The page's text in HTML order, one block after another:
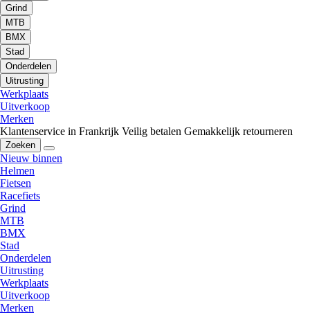
Grind
MTB
BMX
Stad
Onderdelen
Uitrusting
Werkplaats
Uitverkoop
Merken
Klantenservice in Frankrijk Veilig betalen Gemakkelijk retourneren
Zoeken
Nieuw binnen
Helmen
Fietsen
Racefiets
Grind
MTB
BMX
Stad
Onderdelen
Uitrusting
Werkplaats
Uitverkoop
Merken